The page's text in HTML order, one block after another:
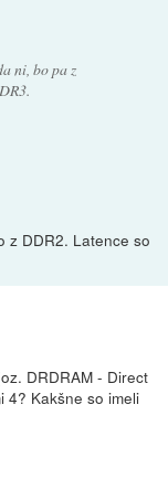
ni, bo pa z
z DDR2. Latence so
DRDRAM - Direct
4? Kakšne so imeli